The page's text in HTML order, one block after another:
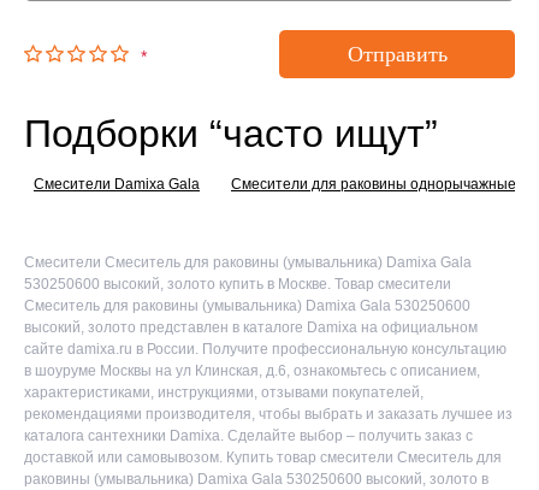
* Отправить
Подборки “часто ищут”
Смесители Damixa Gala Смесители для раковины однорычажные
Смесители Смеситель для раковины (умывальника) Damixa Gala
530250600 высокий, золото купить в Москве. Товар смесители
Смеситель для раковины (умывальника) Damixa Gala 530250600
высокий, золото представлен в каталоге Damixa на официальном
сайте damixa.ru в России. Получите профессиональную консультацию
в шоуруме Москвы на ул Клинская, д.6, ознакомьтесь с описанием,
характеристиками, инструкциями, отзывами покупателей,
рекомендациями производителя, чтобы выбрать и заказать лучшее из
каталога сантехники Damixa. Сделайте выбор – получить заказ с
доставкой или самовывозом. Купить товар смесители Смеситель для
раковины (умывальника) Damixa Gala 530250600 высокий, золото в